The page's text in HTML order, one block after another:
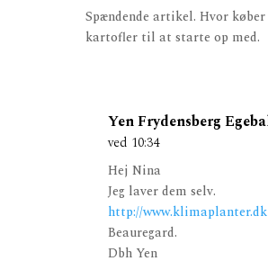
Spændende artikel. Hvor køber
kartofler til at starte op med.
Yen Frydensberg
ved 10:34
Hej Nina
Jeg laver dem selv.
http://www.klimaplanter.dk
Beauregard.
Dbh Yen